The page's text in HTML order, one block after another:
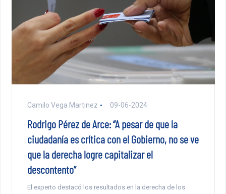
Camilo Vega Martinez 09-06-2024
Rodrigo Pérez de Arce: “A pesar de que la
ciudadanía es crítica con el Gobierno, no se ve
que la derecha logre capitalizar el
descontento”
El experto destacó los resultados en la derecha de los